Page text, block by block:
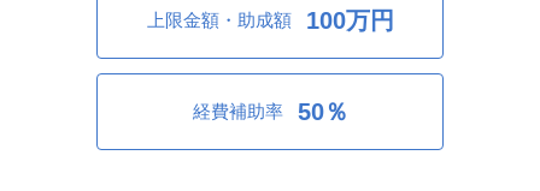
上限金額・助成額 100万円
経費補助率 50％